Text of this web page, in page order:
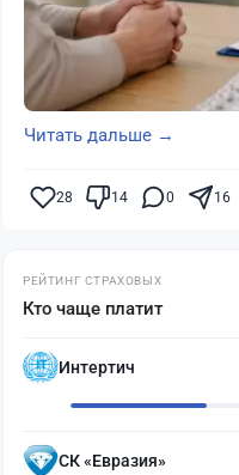
Читать дальше →
28 14 0 16
РЕЙТИНГ СТРАХОВЫХ
Кто чаще платит
Интертич
СК «Евразия»